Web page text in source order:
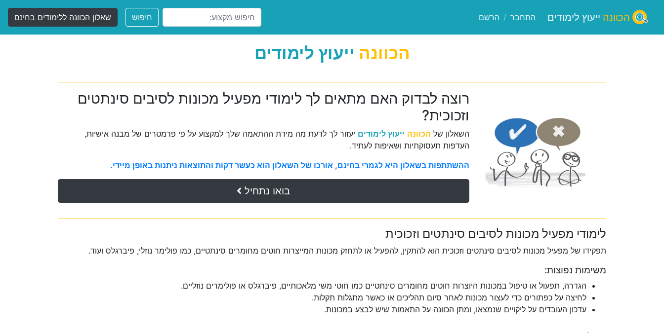
הכוונה ייעוץ לימודים התחבר / הרשם חיפוש שאלון הכוונה ללימודים בחינם
הכוונה ייעוץ לימודים
רוצה לבדוק האם מתאים לך לימודי מפעיל מכונות לסיבים סינתטים
וזכוכית?
השאלון של הכוונה ייעוץ לימודים יעזור לך לדעת מה מידת ההתאמה שלך למקצוע על פי פרמטרים של מבנה אישיות,
העדפות תעסוקתיות ושאיפות לעתיד.
ההשתתפות בשאלון היא לגמרי בחינם, אורכו של השאלון הוא כעשר דקות והתוצאות ניתנות באופן מיידי.
בואו נתחיל
לימודי מפעיל מכונות לסיבים סינתטים וזכוכית
תפקידו של מפעיל מכונות לסיבים סינתטים וזכוכית הוא להתקין, להפעיל או לתחזק מכונות המייצרות חוטים מחומרים סינתטיים, כמו פולימר נוזלי, פיברגלס ועוד.
משימות נפוצות:
הגדרה, תפעול או טיפול במכונות היוצרות חוטים מחומרים סינתטיים כמו חוטי משי מלאכותיים, פיברגלס או פולימרים נוזליים.
לחיצה על כפתורים כדי לעצור מכונות לאחר סיום תהליכים או כאשר מתגלות תקלות.
עדכון העובדים על ליקויים שנמצאו, ומתן הכוונה על התאמות שיש לבצע במכונות.